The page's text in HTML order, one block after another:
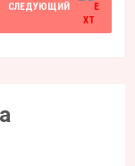
СЛЕДУЮЩИЙ